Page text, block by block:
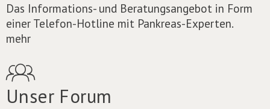
Das Informations- und Beratungsangebot in Form
einer Telefon-Hotline mit Pankreas-Experten.
mehr
Unser Forum